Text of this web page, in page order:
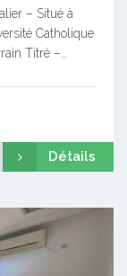
– Situé à
Catholique
Titré –…
Détails